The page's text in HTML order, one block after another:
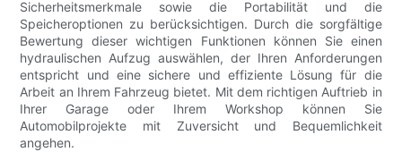
Sicherheitsmerkmale sowie die Portabilität und die
Speicheroptionen zu berücksichtigen. Durch die sorgfältige
Bewertung dieser wichtigen Funktionen können Sie einen
hydraulischen Aufzug auswählen, der Ihren Anforderungen
entspricht und eine sichere und effiziente Lösung für die
Arbeit an Ihrem Fahrzeug bietet. Mit dem richtigen Auftrieb in
Ihrer Garage oder Ihrem Workshop können Sie
Automobilprojekte mit Zuversicht und Bequemlichkeit
angehen.